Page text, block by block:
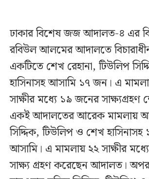
ঢাকার বিশেষ জজ আদালত-৪ এর
রবিউল আলমের আদালতে
একটিতে শেখ রেহানা, টিউলিপ
হাসিনাসহ আসামি ১৭ জন। এ
সাক্ষীর মধ্যে ১৯ জনের সাক্ষ্যগ্রহণ
একই আদালতের আরেক মামলায়
সিদ্দিক, টিউলিপ ও শেখ
আসামি। এ মামলায় ২২ সাক্ষীর
সাক্ষ্য গ্রহণ করেছেন আদালত।